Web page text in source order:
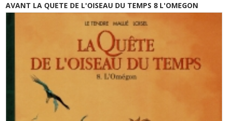
AVANT LA QUETE DE L'OISEAU DU TEMPS 8 L'OMEGON